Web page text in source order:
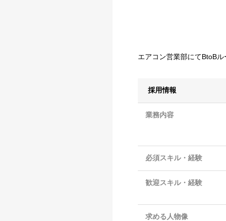
エアコン営業部にてBtoB
採用情報
業務内容
必須スキル・経験
歓迎スキル・経験
求める人物像